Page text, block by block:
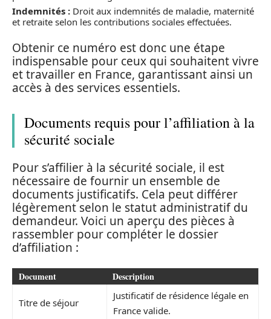
Indemnités : Droit aux indemnités de maladie, maternité
et retraite selon les contributions sociales effectuées.
Obtenir ce numéro est donc une étape
indispensable pour ceux qui souhaitent vivre
et travailler en France, garantissant ainsi un
accès à des services essentiels.
Documents requis pour l’affiliation à la
sécurité sociale
Pour s’affilier à la sécurité sociale, il est
nécessaire de fournir un ensemble de
documents justificatifs. Cela peut différer
légèrement selon le statut administratif du
demandeur. Voici un aperçu des pièces à
rassembler pour compléter le dossier
d’affiliation :
Document Description
Titre de séjour
Justificatif de résidence légale en
France valide.